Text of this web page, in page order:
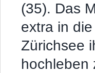
(35). Das
extra in
Zürichsee
hochleben